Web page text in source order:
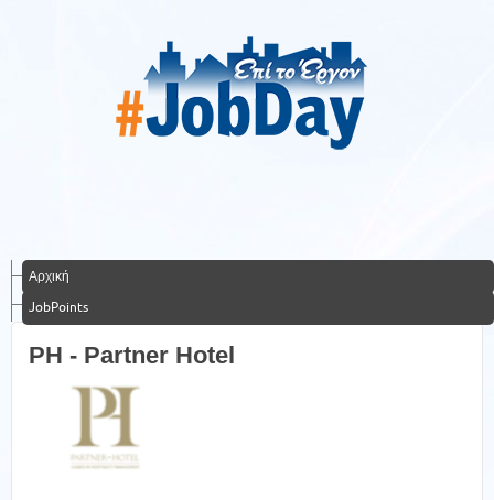
Αρχική
JobPoints
PH - Partner Hotel